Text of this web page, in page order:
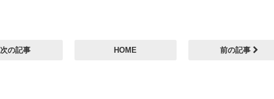
次の記事 HOME 前の記事